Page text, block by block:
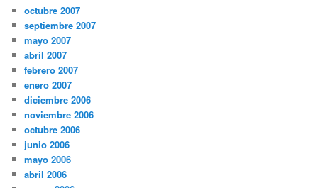
octubre 2007
septiembre 2007
mayo 2007
abril 2007
febrero 2007
enero 2007
diciembre 2006
noviembre 2006
octubre 2006
junio 2006
mayo 2006
abril 2006